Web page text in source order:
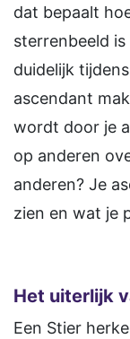
dat bepaalt
sterrenbeeld
duidelijk
ascendant
wordt door je
op anderen
anderen? Je
zien en wat je
Het uiterlijk
Een Stier